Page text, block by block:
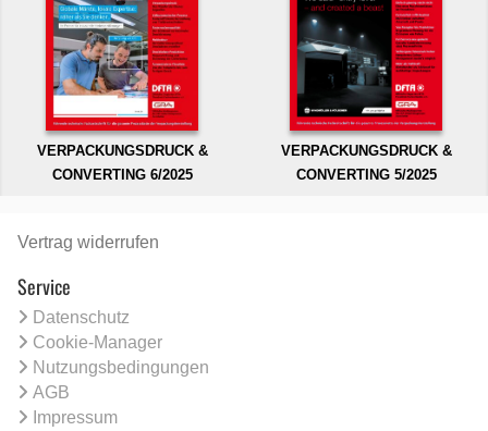
VERPACKUNGSDRUCK &
CONVERTING 6/2025
VERPACKUNGSDRUCK &
CONVERTING 5/2025
Vertrag widerrufen
Service
Datenschutz
Cookie-Manager
Nutzungsbedingungen
AGB
Impressum